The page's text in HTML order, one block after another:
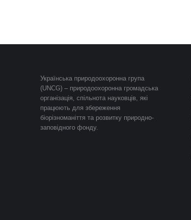
Українська природоохоронна група
(UNCG) – природоохоронна громадська
організація, спільнота науковців, які
працюють для збереження
біорізноманіття та розвитку природно-
заповідного фонду.